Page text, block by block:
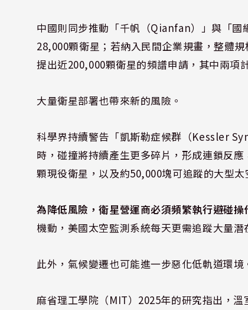
中國則同步推動「千帆（Qianfan）」與「
28,000顆衛星；若納入民間企業規畫，整體
提出近200,000顆衛星的頻譜申請，其中兩項
大量衛星部署也帶來新的風險。
科學界持續警告「凱斯勒症候群（Kessler
時，碰撞將持續產生更多碎片，形成連鎖反
顆現役衛星，以及約50,000塊可追蹤的大型
為降低風險，衛星營運商必須頻繁執行避碰操
機動，美國太空監測系統每天更需追蹤大量
此外，氣候變遷也可能進一步惡化低軌道環境
麻省理工學院（MIT）2025年的研究指出，